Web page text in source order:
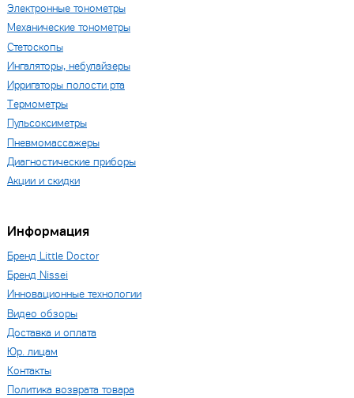
Электронные тонометры
Механические тонометры
Стетоскопы
Ингаляторы, небулайзеры
Ирригаторы полости рта
Термометры
Пульсоксиметры
Пневмомассажеры
Диагностические приборы
Акции и скидки
Информация
Бренд Little Doctor
Бренд Nissei
Инновационные технологии
Видео обзоры
Доставка и оплата
Юр. лицам
Контакты
Политика возврата товара